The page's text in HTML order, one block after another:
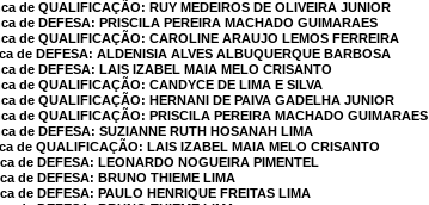
de QUALIFICAÇÃO: RUY MEDEIROS DE OLIVEIRA JUNIOR
de DEFESA: PRISCILA PEREIRA MACHADO GUIMARAES
de QUALIFICAÇÃO: CAROLINE ARAUJO LEMOS FERREIRA
de DEFESA: ALDENISIA ALVES ALBUQUERQUE BARBOSA
de DEFESA: LAIS IZABEL MAIA MELO CRISANTO
de QUALIFICAÇÃO: CANDYCE DE LIMA E SILVA
de QUALIFICAÇÃO: HERNANI DE PAIVA GADELHA JUNIOR
de QUALIFICAÇÃO: PRISCILA PEREIRA MACHADO GUIMARAES
de DEFESA: SUZIANNE RUTH HOSANAH LIMA
de QUALIFICAÇÃO: LAIS IZABEL MAIA MELO CRISANTO
de DEFESA: LEONARDO NOGUEIRA PIMENTEL
de DEFESA: BRUNO THIEME LIMA
de DEFESA: PAULO HENRIQUE FREITAS LIMA